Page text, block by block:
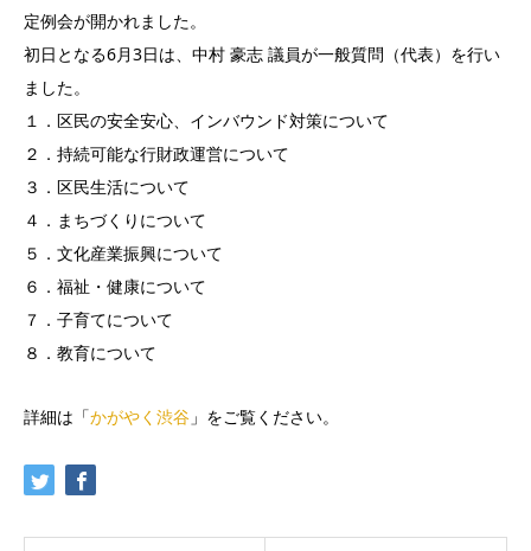
定例会が開かれました。
初日となる6月3日は、中村 豪志 議員が一般質問（代表）を行い
ました。
１．区民の安全安心、インバウンド対策について
２．持続可能な行財政運営について
３．区民生活について
４．まちづくりについて
５．文化産業振興について
６．福祉・健康について
７．子育てについて
８．教育について
詳細は「かがやく渋谷 」をご覧ください。